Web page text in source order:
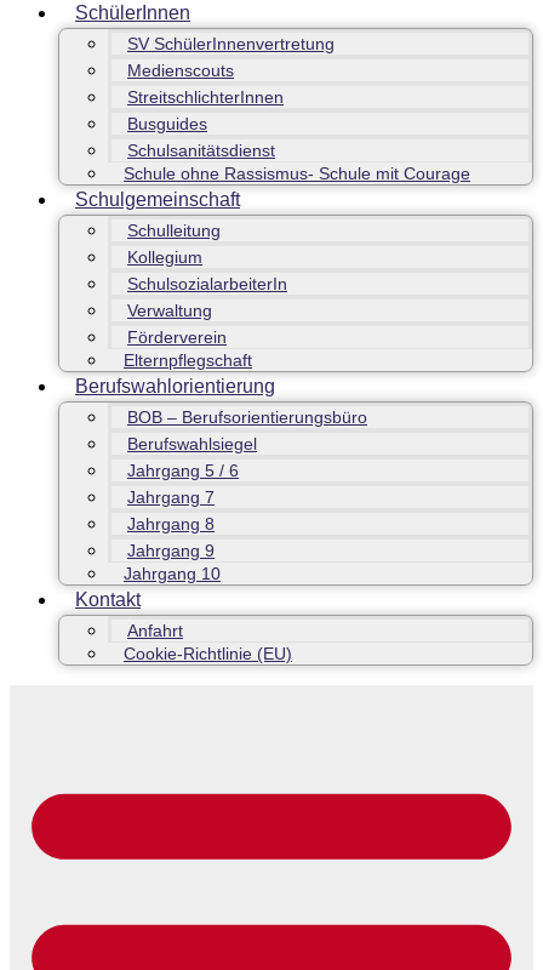
SchülerInnen
SV SchülerInnenvertretung
Medienscouts
StreitschlichterInnen
Busguides
Schulsanitätsdienst
Schule ohne Rassismus- Schule mit Courage
Schulgemeinschaft
Schulleitung
Kollegium
SchulsozialarbeiterIn
Verwaltung
Förderverein
Elternpflegschaft
Berufswahlorientierung
BOB – Berufsorientierungsbüro
Berufswahlsiegel
Jahrgang 5 / 6
Jahrgang 7
Jahrgang 8
Jahrgang 9
Jahrgang 10
Kontakt
Anfahrt
Cookie-Richtlinie (EU)